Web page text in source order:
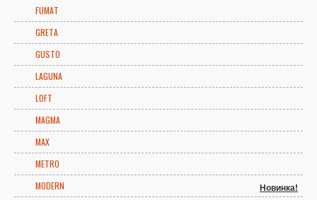
FUMAT
GRETA
GUSTO
LAGUNA
LOFT
MAGMA
MAX
METRO
MODERN
Новинка!